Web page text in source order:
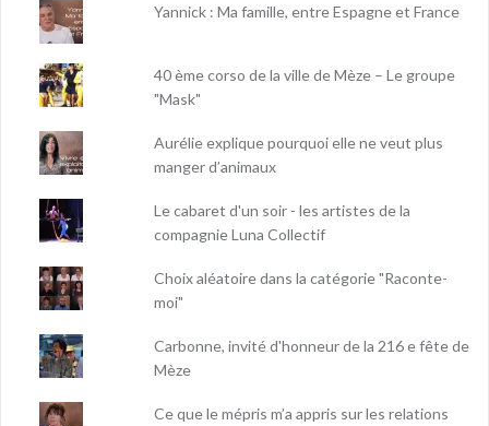
Yannick : Ma famille, entre Espagne et France
40 ème corso de la ville de Mèze – Le groupe
"Mask"
Aurélie explique pourquoi elle ne veut plus
manger d’animaux
Le cabaret d'un soir - les artistes de la
compagnie Luna Collectif
Choix aléatoire dans la catégorie "Raconte-
moi"
Carbonne, invité d'honneur de la 216 e fête de
Mèze
Ce que le mépris m’a appris sur les relations